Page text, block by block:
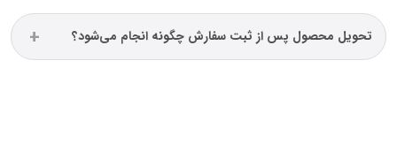
تحویل محصول پس از ثبت سفارش چگونه انجام می‌شود؟